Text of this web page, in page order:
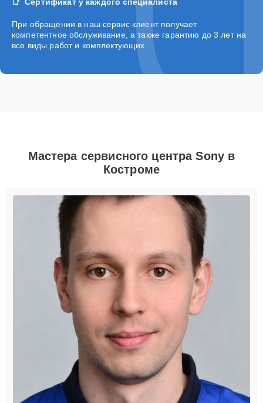
При обращении в наш сервис клиент получает
компетентное обслуживание, а также гарантию до 3 лет на
все виды работ и комплектующих.
Мастера сервисного центра Sony в
Костроме